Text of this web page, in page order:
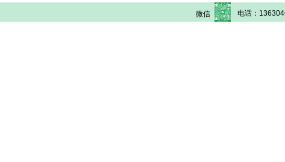
微信 电话：